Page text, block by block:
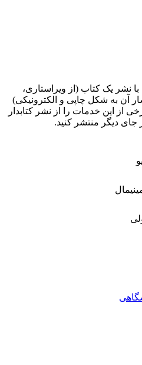
نشر یک کتاب (از ویراستاری،
آن به شکل چاپی و الکترونیکی)
از این خدمات را از نشر کتابدار
جای دیگر منتشر کنید.